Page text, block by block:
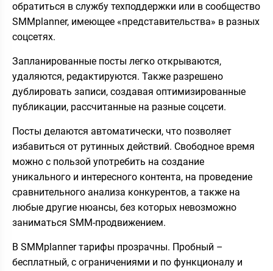
обратиться в службу техподдержки или в сообщество
SMMplanner, имеющее «представительства» в разных
соцсетях.
Запланированные посты легко открываются,
удаляются, редактируются. Также разрешено
дублировать записи, создавая оптимизированные
публикации, рассчитанные на разные соцсети.
Посты делаются автоматически, что позволяет
избавиться от рутинных действий. Свободное время
можно с пользой употребить на создание
уникального и интересного контента, на проведение
сравнительного анализа конкурентов, а также на
любые другие нюансы, без которых невозможно
заниматься SMM-продвижением.
В SMMplanner тарифы прозрачны. Пробный –
бесплатный, с ограничениями и по функционалу и